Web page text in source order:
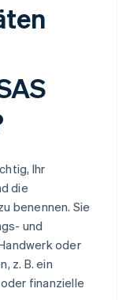
Ihr
die
benennen. Sie
und
oder
z. B. ein
finanzielle